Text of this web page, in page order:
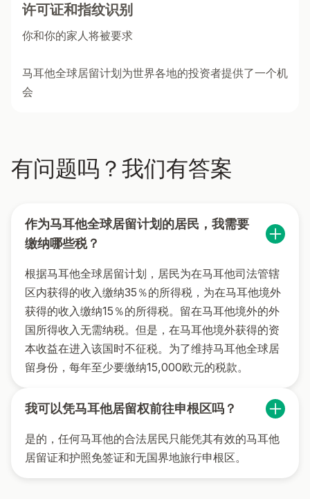
许可证和指纹识别
你和你的家人将被要求
马耳他全球居留计划为世界各地的投资者提供了一个机
会
有问题吗？我们有答案
作为马耳他全球居留计划的居民，我需要
缴纳哪些税？
根据马耳他全球居留计划，居民为在马耳他司法管辖
区内获得的收入缴纳35％的所得税，为在马耳他境外
获得的收入缴纳15％的所得税。留在马耳他境外的外
国所得收入无需纳税。但是，在马耳他境外获得的资
本收益在进入该国时不征税。为了维持马耳他全球居
留身份，每年至少要缴纳15,000欧元的税款。
我可以凭马耳他居留权前往申根区吗？
是的，任何马耳他的合法居民只能凭其有效的马耳他
居留证和护照免签证和无国界地旅行申根区。